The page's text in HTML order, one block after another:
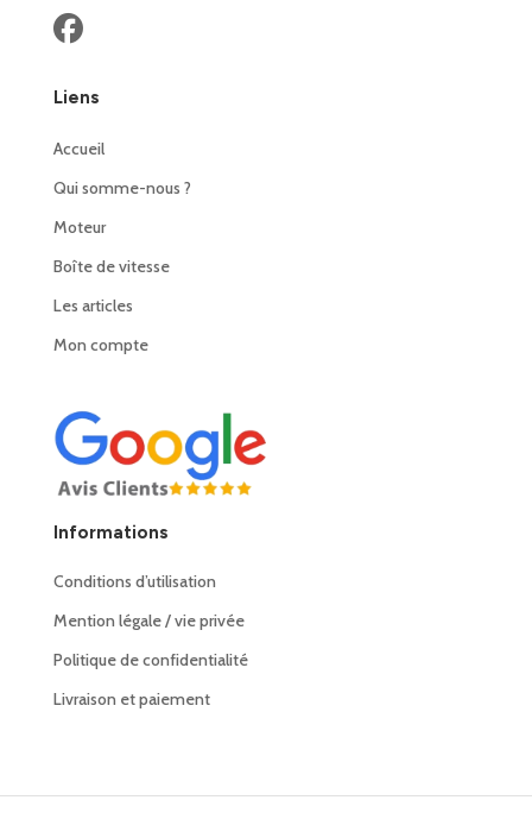
Liens
Accueil
Qui somme-nous ?
Moteur
Boîte de vitesse
Les articles
Mon compte
Informations
Conditions d’utilisation
Mention légale / vie privée
Politique de confidentialité
Livraison et paiement